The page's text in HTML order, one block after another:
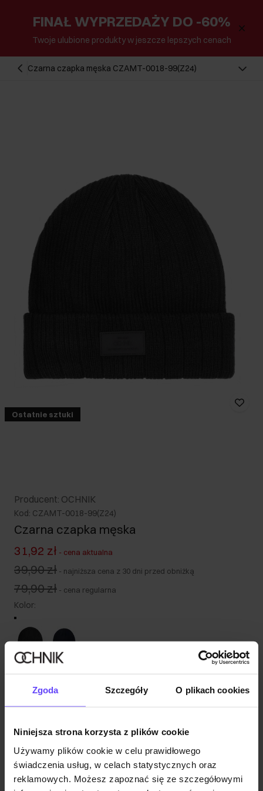
Zgoda Szczegóły O plikach cookies
Niniejsza strona korzysta z plików cookie
Używamy plików cookie w celu prawidłowego
świadczenia usług, w celach statystycznych oraz
reklamowych. Możesz zapoznać się ze szczegółowymi
FINAŁ WYPRZEDAŻY DO -60%
Twoje ulubione produkty w jeszcze lepszych cenach
Czarna czapka męska CZAMT-0018-99(Z24)
Ostatnie sztuki
Producent: OCHNIK
Kod: CZAMT-0018-99(Z24)
Czarna czapka męska
31,92 zł - cena aktualna
39,90 zł - najniższa cena z 30 dni przed obniżką
79,90 zł - cena regularna
Kolor:
Opis produktu
Opinie